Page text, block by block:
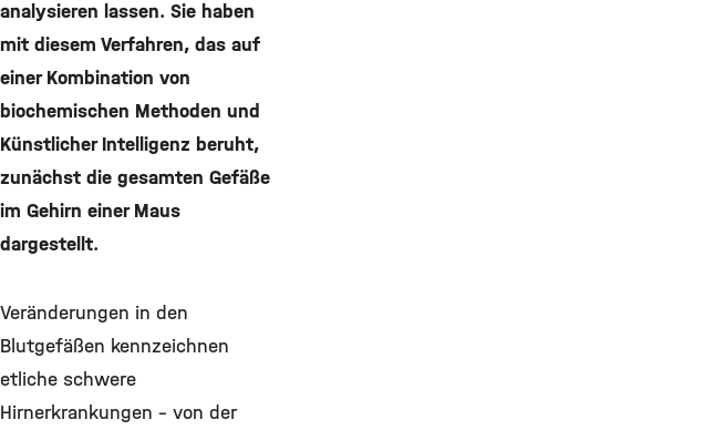
analysieren lassen. Sie haben
mit diesem Verfahren, das auf
einer Kombination von
biochemischen Methoden und
Künstlicher Intelligenz beruht,
zunächst die gesamten Gefäße
im Gehirn einer Maus
dargestellt.
Veränderungen in den
Blutgefäßen kennzeichnen
etliche schwere
Hirnerkrankungen – von der